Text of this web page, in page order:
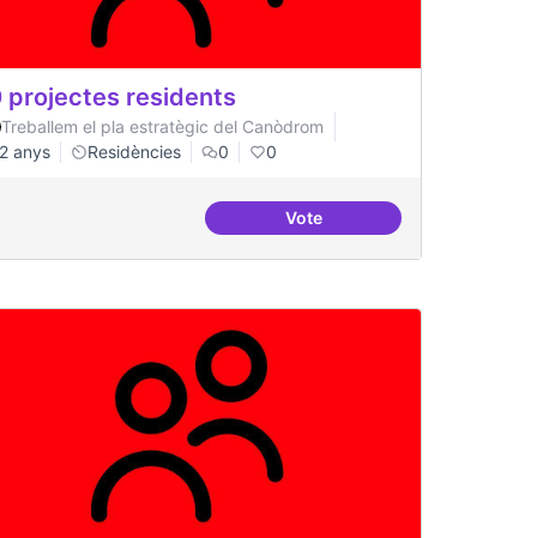
projectes residents
Treballem el pla estratègic del Canòdrom
2 anys
Residències 0 0
Vote20 projectes residents